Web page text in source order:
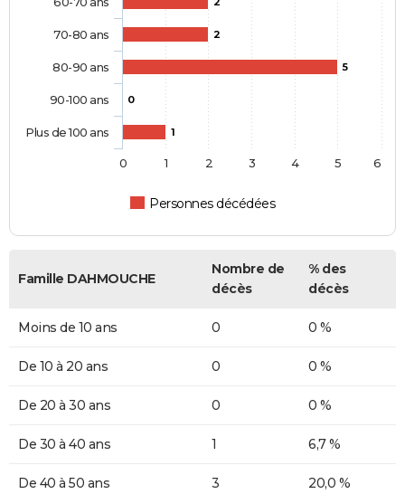
2
5
0
1
Personnes décédées
70-80 ans
80-90 ans
90-100 ans
Plus de 100 ans
0 1 2 3 4 5 6
Famille DAHMOUCHE
Nombre de
décès
% des
décès
Moins de 10 ans 0 0 %
De 10 à 20 ans 0 0 %
De 20 à 30 ans 0 0 %
De 30 à 40 ans 1 6,7 %
De 40 à 50 ans 3 20,0 %